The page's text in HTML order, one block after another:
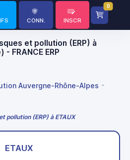
CONN. INSCR
0
et pollution (ERP) à
FRANCE ERP
Auvergne-Rhône-Alpes
pollution (ERP) à ETAUX
ETAUX